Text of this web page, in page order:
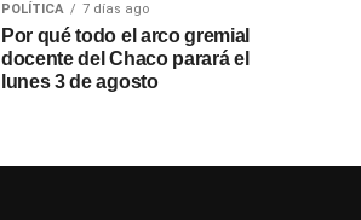
POLÍTICA 7 días ago
Por qué todo el arco gremial
docente del Chaco parará el
lunes 3 de agosto